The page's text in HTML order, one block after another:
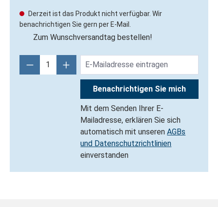
Derzeit ist das Produkt nicht verfügbar. Wir
benachrichtigen Sie gern per E-Mail.
Zum Wunschversandtag bestellen!
Benachrichtigen Sie mich
Mit dem Senden Ihrer E-
Mailadresse, erklären Sie sich
automatisch mit unserenAGBs
und Datenschutzrichtlinien
einverstanden